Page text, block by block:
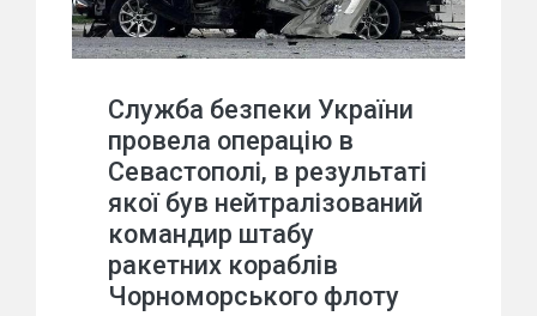
Служба безпеки України
провела операцію в
Севастополі, в результаті
якої був нейтралізований
командир штабу
ракетних кораблів
Чорноморського флоту